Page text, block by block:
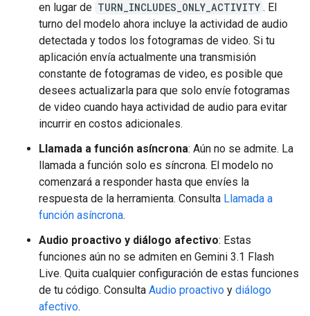
en lugar de TURN_INCLUDES_ONLY_ACTIVITY . El
turno del modelo ahora incluye la actividad de audio
detectada y todos los fotogramas de video. Si tu
aplicación envía actualmente una transmisión
constante de fotogramas de video, es posible que
desees actualizarla para que solo envíe fotogramas
de video cuando haya actividad de audio para evitar
incurrir en costos adicionales.
Llamada a función asíncrona: Aún no se admite. La
llamada a función solo es síncrona. El modelo no
comenzará a responder hasta que envíes la
respuesta de la herramienta. Consulta Llamada a
función asíncrona.
Audio proactivo y diálogo afectivo: Estas
funciones aún no se admiten en Gemini 3.1 Flash
Live. Quita cualquier configuración de estas funciones
de tu código. Consulta Audio proactivo y diálogo
afectivo.